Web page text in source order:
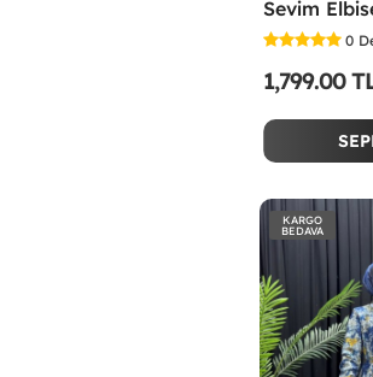
0
1,799.00
KARGO
BEDAVA